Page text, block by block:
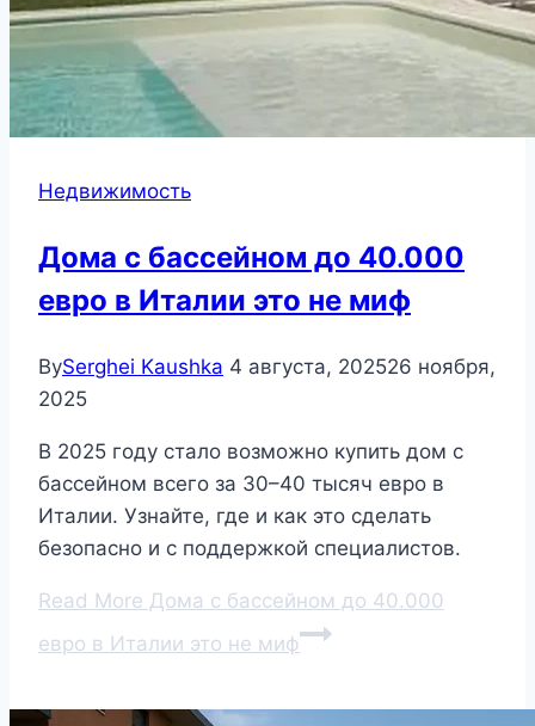
Недвижимость
Дома с бассейном до 40.000
евро в Италии это не миф
BySerghei Kaushka 4 августа, 202526 ноября,
2025
В 2025 году стало возможно купить дом с
бассейном всего за 30–40 тысяч евро в
Италии. Узнайте, где и как это сделать
безопасно и с поддержкой специалистов.
Read More Дома с бассейном до 40.000
евро в Италии это не миф